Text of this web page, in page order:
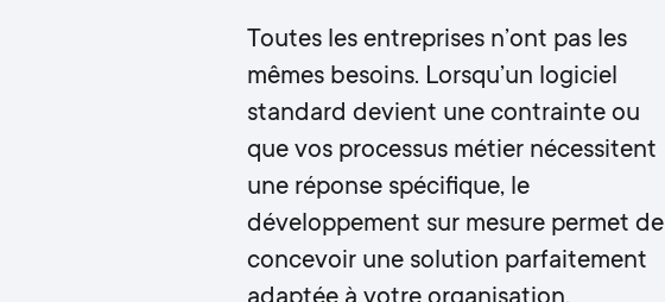
Toutes les entreprises n’ont pas les
mêmes besoins. Lorsqu’un logiciel
standard devient une contrainte ou
que vos processus métier nécessitent
une réponse spécifique, le
développement sur mesure permet de
concevoir une solution parfaitement